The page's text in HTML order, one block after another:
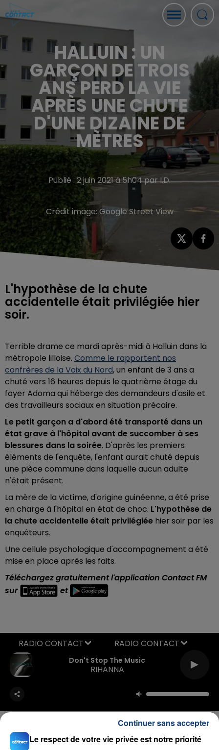
HALLUIN : UN
GARÇON DE TROIS
ANS PERD LA VIE
APRÈS UNE CHUTE
D'UNE DIZAINE DE
MÈTRES
Publié : 2 juin 2021 à 5h04 par I.D.
Crédit image: Google Street View
L'hypothèse de la chute
accidentelle était privilégiée hier
soir.
Terrible drame ce mardi après-midi à Halluin dans la
métropole lilloise. Comme le rapportent nos
confrères de la Voix du Nord, un enfant de 3 ans a
chuté vers 16 heures depuis le quatrième étage du
foyer Adoma qui héberge des demandeurs d'asile et
des travailleurs sociaux en situation précaire.
Le petit garçon a d'abord été transporté dans un
état grave à l'hôpital avant de succomber à ses
blessures dans la soirée. D'après les premiers
éléments de l'enquête, l'enfant aurait chuté depuis
une pièce commune dans laquelle aucun adulte
n'était présent.
La mère de la victime, d'origine guinéenne, a été prise
en charge à l'hôpital en état de choc. L'hypothèse de
la chute accidentelle était privilégiée hier soir par les
enquêteurs.
Une cellule psychologique d'accompagnement a été
mise en place après les faits.
Téléchargez gratuitement l'application Contact FM
sur
et
Don't Stop The Music
RIHANNA
RADIO CONTACT
Le respect de votre vie privée est notre priorité
Continuer sans accepter